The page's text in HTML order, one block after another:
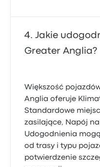
Jakie
Greater Anglia?
Większość
Anglia oferuje
Standardowe
zasilające, Napój
Udogodnienia
od trasy i typu
potwierdzenie